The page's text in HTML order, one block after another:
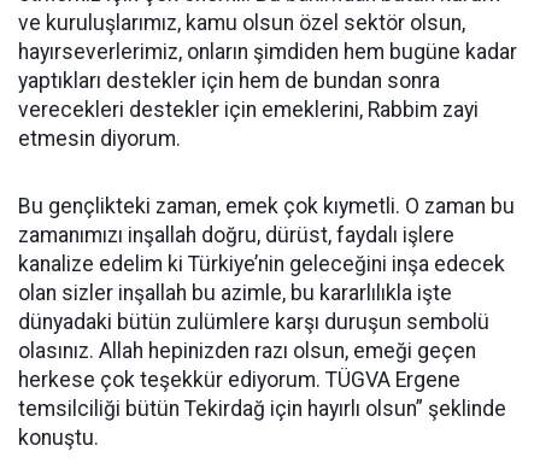
ve kuruluşlarımız, kamu olsun özel sektör olsun,
hayırseverlerimiz, onların şimdiden hem bugüne kadar
yaptıkları destekler için hem de bundan sonra
verecekleri destekler için emeklerini, Rabbim zayi
etmesin diyorum.
Bu gençlikteki zaman, emek çok kıymetli. O zaman bu
zamanımızı inşallah doğru, dürüst, faydalı işlere
kanalize edelim ki Türkiye’nin geleceğini inşa edecek
olan sizler inşallah bu azimle, bu kararlılıkla işte
dünyadaki bütün zulümlere karşı duruşun sembolü
olasınız. Allah hepinizden razı olsun, emeği geçen
herkese çok teşekkür ediyorum. TÜGVA Ergene
temsilciliği bütün Tekirdağ için hayırlı olsun” şeklinde
konuştu.